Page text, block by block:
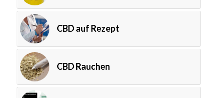
CBD auf Rezept
CBD Rauchen